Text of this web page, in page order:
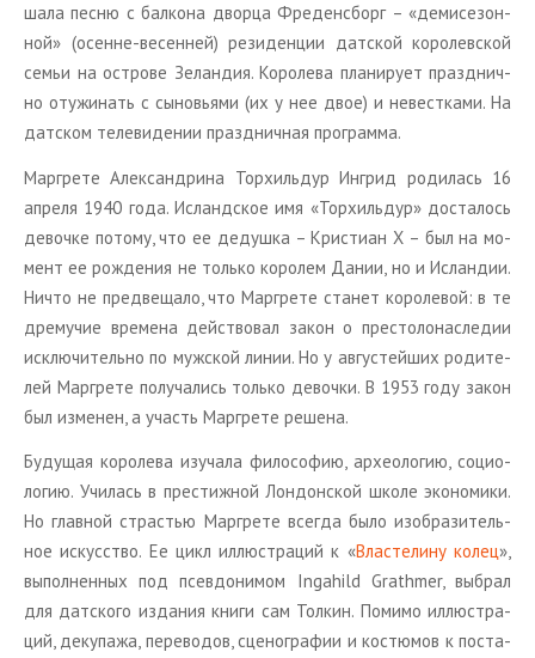
ша­ла песню с бал­ко­на двор­ца Фре­ден­сборг – «де­ми­се­зон­
ной» (осенне-ве­сен­ней) ре­зи­ден­ции дат­ской ко­ро­лев­ской
семьи на ост­ро­ве Зе­лан­дия. Ко­ро­ле­ва пла­ни­ру­ет празд­нич­
но от­ужи­нать с сы­но­вья­ми (их у нее двое) и невест­ка­ми. На
дат­ском те­ле­ви­де­нии празд­нич­ная про­грам­ма.
Мар­гре­те Алек­сандри­на Тор­хиль­дур Ин­грид ро­ди­лась 16
ап­ре­ля 1940 года. Ис­ланд­ское имя «Тор­хиль­дур» до­ста­лось
де­воч­ке по­то­му, что ее де­душ­ка – Кри­сти­ан X – был на мо­
мент ее рож­де­ния не толь­ко ко­ро­лем Дании, но и Ис­лан­дии.
Ничто не пред­ве­ща­ло, что Мар­гре­те ста­нет ко­ро­ле­вой: в те
дре­му­чие вре­ме­на дей­ство­вал закон о пре­сто­ло­на­сле­дии
ис­клю­чи­тель­но по муж­ской линии. Но у ав­гу­стей­ших ро­ди­те­
лей Мар­гре­те по­лу­ча­лись толь­ко де­воч­ки. В 1953 году закон
был из­ме­нен, а участь Мар­гре­те ре­ше­на.
Бу­ду­щая ко­ро­ле­ва изу­ча­ла фи­ло­со­фию, ар­хео­ло­гию, со­цио­
ло­гию. Учи­лась в пре­стиж­ной Лон­дон­ской школе эко­но­ми­ки.
Но глав­ной стра­стью Мар­гре­те все­гда было изоб­ра­зи­тель­
ное ис­кус­ство. Ее цикл ил­лю­стра­ций к «Вла­сте­ли­ну колец»,
вы­пол­нен­ных под псев­до­ни­мом Ingahild Grathmer, вы­брал
для дат­ско­го из­да­ния книги сам Тол­кин. По­ми­мо ил­лю­стра­
ций, де­ку­па­жа, пе­ре­во­дов, сце­но­гра­фии и ко­стю­мов к по­ста­